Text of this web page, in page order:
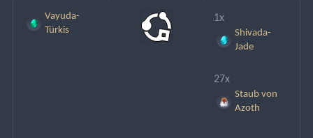
Vayuda-
Türkis
1x
Shivada-
Jade
27x
Staub von
Azoth